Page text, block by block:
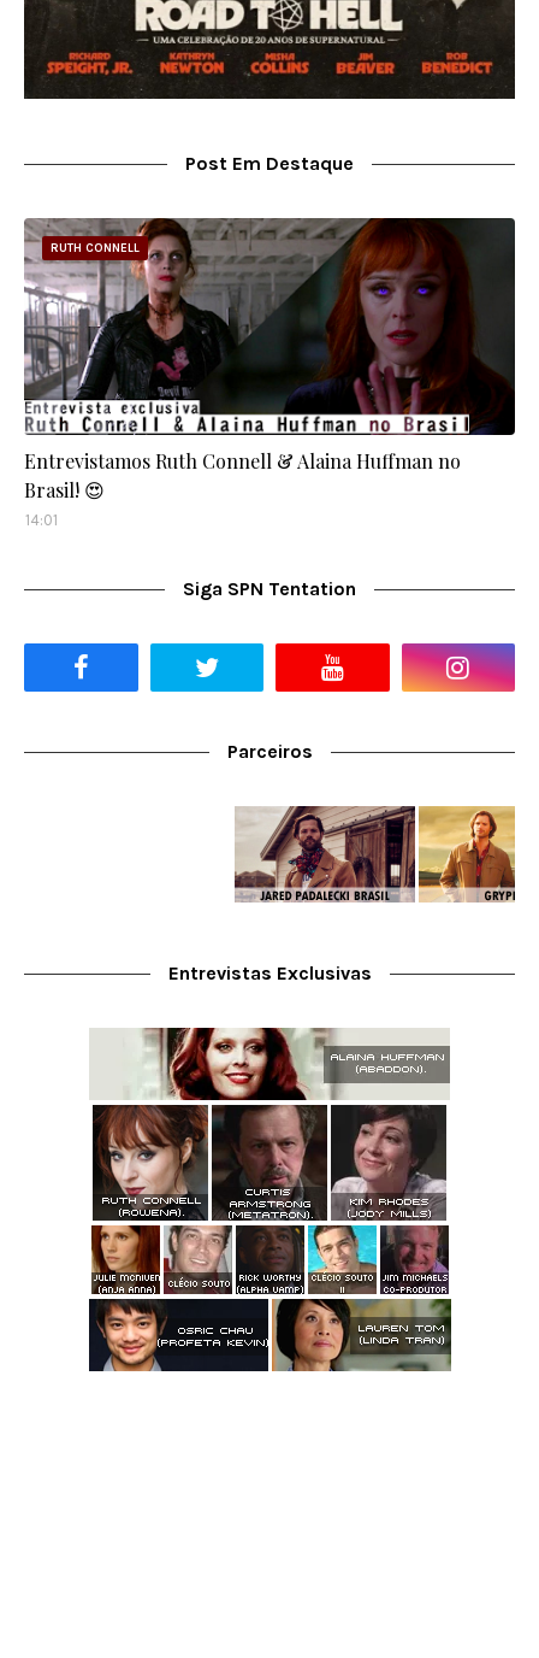
Post Em Destaque
RUTH CONNELL
Entrevistamos Ruth Connell & Alaina Huffman no
Brasil! 😍
14:01
Siga SPN Tentation
Parceiros
Entrevistas Exclusivas